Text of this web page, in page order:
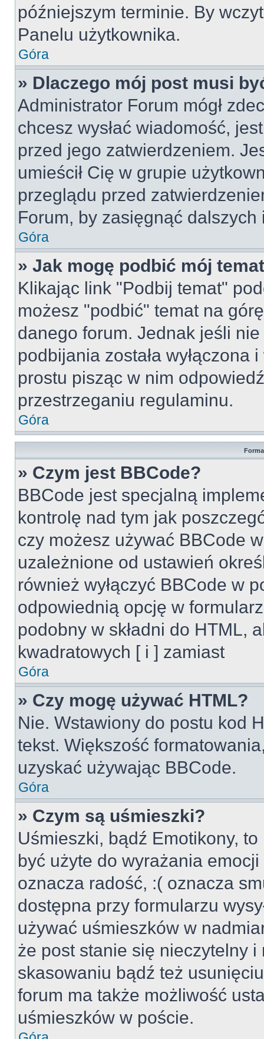
późniejszym terminie. By
Panelu użytkownika.
Góra
» Dlaczego mój post musi
Administrator Forum mógł
chcesz wysłać wiadomość,
przed jego zatwierdzeniem.
umieścił Cię w grupie
przeglądu przed
Forum, by zasięgnąć dalszych
Góra
» Jak mogę podbić mój
Klikając link "Podbij temat"
możesz "podbić" temat na
danego forum. Jednak jeśli
podbijania została
prostu pisząc w nim
przestrzeganiu regulaminu.
Góra
» Czym jest BBCode?
BBCode jest specjalną
kontrolę nad tym jak
czy możesz używać BBCode
uzależnione od ustawień
również wyłączyć BBCode w
odpowiednią opcję w
podobny w składni do HTML,
kwadratowych [ i ] zamiast
Góra
» Czy mogę używać HTML?
Nie. Wstawiony do postu kod
tekst. Większość
uzyskać używając BBCode.
Góra
» Czym są uśmieszki?
Uśmieszki, bądź Emotikony,
być użyte do wyrażania
oznacza radość, :( oznacza
dostępna przy formularzu
używać uśmieszków w
że post stanie się nieczytelny
skasowaniu bądź też
forum ma także możliwość
uśmieszków w poście.